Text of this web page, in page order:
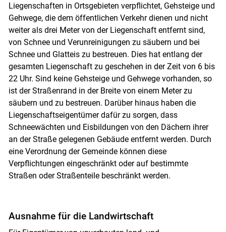
Liegenschaften in Ortsgebieten verpflichtet, Gehsteige und
Gehwege, die dem öffentlichen Verkehr dienen und nicht
weiter als drei Meter von der Liegenschaft entfernt sind,
von Schnee und Verunreinigungen zu säubern und bei
Schnee und Glatteis zu bestreuen. Dies hat entlang der
gesamten Liegenschaft zu geschehen in der Zeit von 6 bis
22 Uhr. Sind keine Gehsteige und Gehwege vorhanden, so
ist der Straßenrand in der Breite von einem Meter zu
säubern und zu bestreuen. Darüber hinaus haben die
Liegenschaftseigentümer dafür zu sorgen, dass
Schneewächten und Eisbildungen von den Dächern ihrer
an der Straße gelegenen Gebäude entfernt werden. Durch
eine Verordnung der Gemeinde können diese
Verpflichtungen eingeschränkt oder auf bestimmte
Straßen oder Straßenteile beschränkt werden.
Ausnahme für die Landwirtschaft